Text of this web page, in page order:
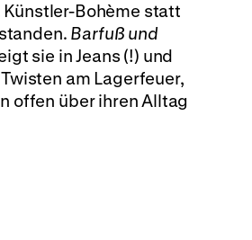
Künstler-Bohème statt
Barfuß und
sie in Jeans (!) und
am Lagerfeuer,
offen über ihren Alltag